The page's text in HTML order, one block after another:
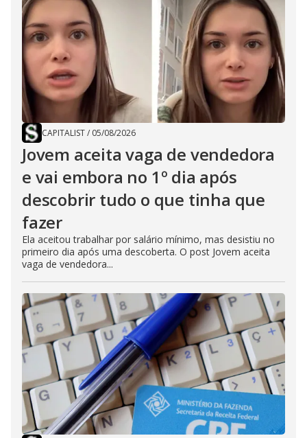
CAPITALIST/ 05/08/2026
Jovem aceita vaga de vendedora
e vai embora no 1º dia após
descobrir tudo o que tinha que
fazer
Ela aceitou trabalhar por salário mínimo, mas desistiu no
primeiro dia após uma descoberta. O post Jovem aceita
vaga de vendedora...